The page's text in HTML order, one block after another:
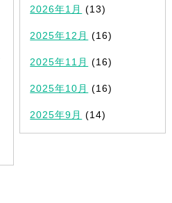
2026年1月 (13)
2025年12月 (16)
2025年11月 (16)
2025年10月 (16)
2025年9月 (14)